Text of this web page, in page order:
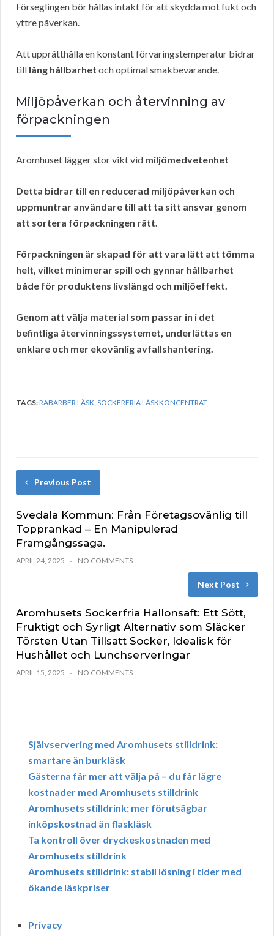
Förseglingen bör hållas intakt för att skydda mot fukt och
yttre påverkan.
Att upprätthålla en konstant förvaringstemperatur bidrar
till lång hållbarhet och optimal smakbevarande.
Miljöpåverkan och återvinning av
förpackningen
Aromhuset lägger stor vikt vid miljömedvetenhet
Detta bidrar till en reducerad miljöpåverkan och
uppmuntrar användare till att ta sitt ansvar genom
att sortera förpackningen rätt.
Förpackningen är skapad för att vara lätt att tömma
helt, vilket minimerar spill och gynnar hållbarhet
både för produktens livslängd och miljöeffekt.
Genom att välja material som passar in i det
befintliga återvinningssystemet, underlättas en
enklare och mer ekovänlig avfallshantering.
TAGS:RABARBER LÄSK,SOCKERFRIA LÄSKKONCENTRAT
Previous Post
Svedala Kommun: Från Företagsovänlig till
Topprankad – En Manipulerad
Framgångssaga.
APRIL 24, 2025 NO COMMENTS
Next Post
Aromhusets Sockerfria Hallonsaft: Ett Sött,
Fruktigt och Syrligt Alternativ som Släcker
Törsten Utan Tillsatt Socker, Idealisk för
Hushållet och Lunchserveringar
APRIL 15, 2025 NO COMMENTS
Självservering med Aromhusets stilldrink:
smartare än burkläsk
Gästerna får mer att välja på – du får lägre
kostnader med Aromhusets stilldrink
Aromhusets stilldrink: mer förutsägbar
inköpskostnad än flaskläsk
Ta kontroll över dryckeskostnaden med
Aromhusets stilldrink
Aromhusets stilldrink: stabil lösning i tider med
ökande läskpriser
Privacy